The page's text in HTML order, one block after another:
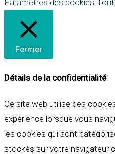
Paramètres des cookies
Fermer
Détails de la confidentialité
Ce site web utilise des
expérience lorsque vous
les cookies qui sont
stockés sur votre navigateur